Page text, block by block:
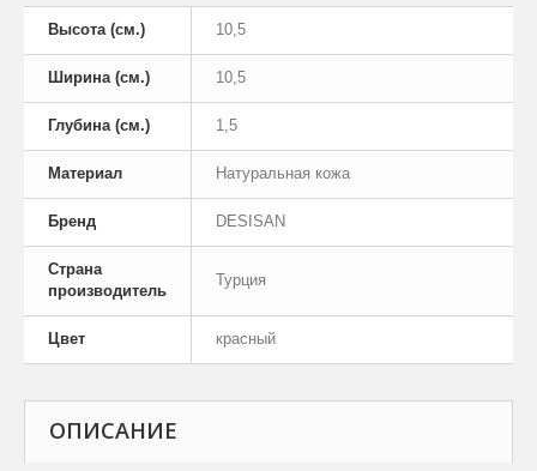
Высота (см.) 10,5
Ширина (см.) 10,5
Глубина (см.) 1,5
Материал Натуральная кожа
Бренд DESISAN
Страна
производитель
Турция
Цвет красный
ОПИСАНИЕ